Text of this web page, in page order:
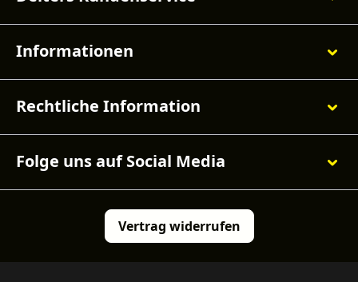
Informationen
Rechtliche Information
Folge uns auf Social Media
Vertrag widerrufen